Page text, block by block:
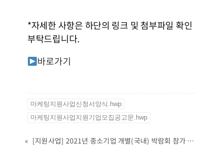
*자세한 사항은 하단의 링크 및 첨부파일 확인
부탁드립니다.
바로가기
마케팅지원사업신청서양식.hwp
마케팅지원사업지원기업모집공고문.hwp
«
[지원사업] 2021년 중소기업 개별(국내) 박람회 참가 지원 사업 신청 공고(전라남도, ~4/30까지)